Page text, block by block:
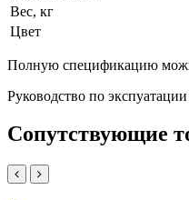
Вес, кг
Цвет
Полную спецификацию
Руководство по
Сопутствующие